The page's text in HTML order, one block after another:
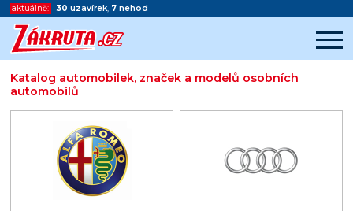
aktuálně: 30 uzavírek, 7 nehod
Katalog automobilek, značek a modelů osobních
automobilů
Začátek reklamy
Konec reklamy